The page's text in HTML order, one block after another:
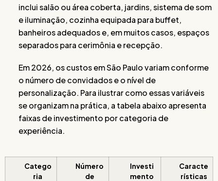
inclui salão ou área coberta, jardins, sistema de som
e iluminação, cozinha equipada para buffet,
banheiros adequados e, em muitos casos, espaços
separados para cerimônia e recepção.
Em 2026, os custos em São Paulo variam conforme
o número de convidados e o nível de
personalização. Para ilustrar como essas variáveis
se organizam na prática, a tabela abaixo apresenta
faixas de investimento por categoria de
experiência.
Catego
ria
Número
de
Investi
mento
Caracte
rísticas